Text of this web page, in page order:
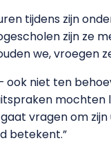
tijdens zijn
zijn ze
we, vroegen
ook niet ten
mochten
vragen om
betekent.”